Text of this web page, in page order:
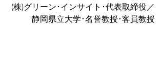
(株)グリーン･インサイト･代表取締役／
静岡県立大学･名誉教授･客員教授